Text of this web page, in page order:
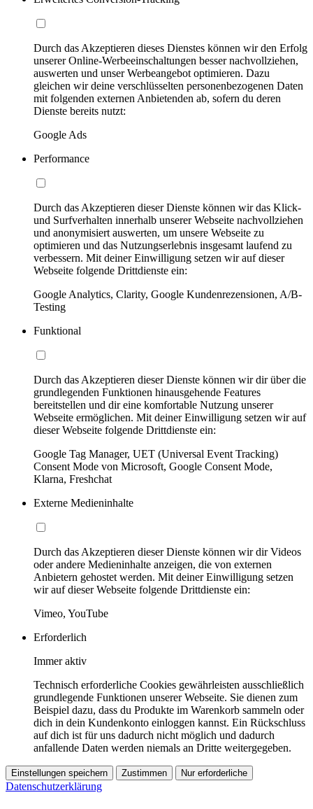
Durch das Akzeptieren dieses Dienstes können wir den Erfolg
unserer Online-Werbeeinschaltungen besser nachvollziehen,
auswerten und unser Werbeangebot optimieren. Dazu
gleichen wir deine verschlüsselten personenbezogenen Daten
mit folgenden externen Anbietenden ab, sofern du deren
Dienste bereits nutzt:
Google Ads
Performance
Durch das Akzeptieren dieser Dienste können wir das Klick-
und Surfverhalten innerhalb unserer Webseite nachvollziehen
und anonymisiert auswerten, um unsere Webseite zu
optimieren und das Nutzungserlebnis insgesamt laufend zu
verbessern. Mit deiner Einwilligung setzen wir auf dieser
Webseite folgende Drittdienste ein:
Google Analytics, Clarity, Google Kundenrezensionen, A/B-
Testing
Funktional
Durch das Akzeptieren dieser Dienste können wir dir über die
grundlegenden Funktionen hinausgehende Features
bereitstellen und dir eine komfortable Nutzung unserer
Webseite ermöglichen. Mit deiner Einwilligung setzen wir auf
dieser Webseite folgende Drittdienste ein:
Google Tag Manager, UET (Universal Event Tracking)
Consent Mode von Microsoft, Google Consent Mode,
Klarna, Freshchat
Externe Medieninhalte
Durch das Akzeptieren dieser Dienste können wir dir Videos
oder andere Medieninhalte anzeigen, die von externen
Anbietern gehostet werden. Mit deiner Einwilligung setzen
wir auf dieser Webseite folgende Drittdienste ein:
Vimeo, YouTube
Erforderlich
Immer aktiv
Technisch erforderliche Cookies gewährleisten ausschließlich
grundlegende Funktionen unserer Webseite. Sie dienen zum
Beispiel dazu, dass du Produkte im Warenkorb sammeln oder
dich in dein Kundenkonto einloggen kannst. Ein Rückschluss
auf dich ist für uns dadurch nicht möglich und dadurch
anfallende Daten werden niemals an Dritte weitergegeben.
Einstellungen speichern Zustimmen Nur erforderliche
Datenschutzerklärung